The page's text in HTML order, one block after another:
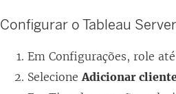
Configurar o Tableau Server
Em Configurações, role
SelecioneAdicionar